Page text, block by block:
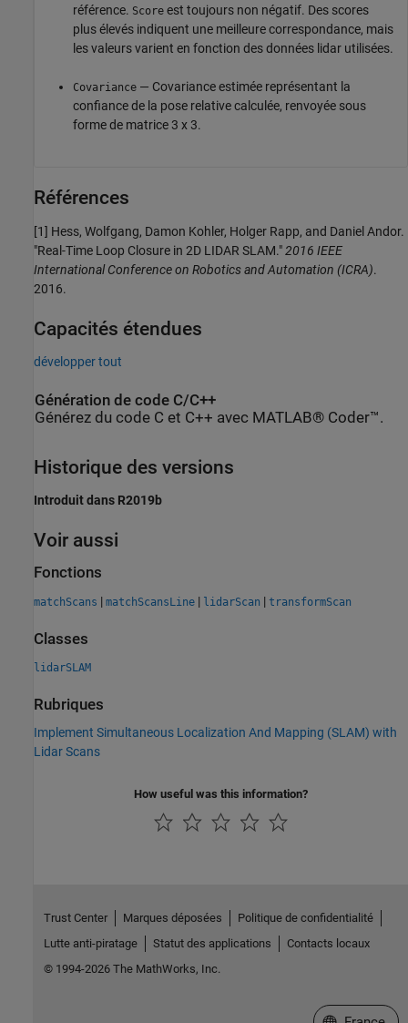
référence. Score est toujours non négatif. Des scores
plus élevés indiquent une meilleure correspondance, mais
les valeurs varient en fonction des données lidar utilisées.
Covariance — Covariance estimée représentant la
confiance de la pose relative calculée, renvoyée sous
forme de matrice 3 x 3.
Références
[1] Hess, Wolfgang, Damon Kohler, Holger Rapp, and Daniel Andor.
"Real-Time Loop Closure in 2D LIDAR SLAM." 2016 IEEE
International Conference on Robotics and Automation (ICRA).
2016.
Capacités étendues
développer tout
Génération de code C/C++
Générez du code C et C++ avec MATLAB® Coder™.
Historique des versions
Introduit dans R2019b
Voir aussi
Fonctions
matchScans | matchScansLine | lidarScan | transformScan
Classes
lidarSLAM
Rubriques
Implement Simultaneous Localization And Mapping (SLAM) with
Lidar Scans
How useful was this information?
Trust Center Marques déposées
Politique de confidentialité
Lutte anti-piratage
Statut des applications
Contacts locaux
© 1994-2026 The MathWorks, Inc.